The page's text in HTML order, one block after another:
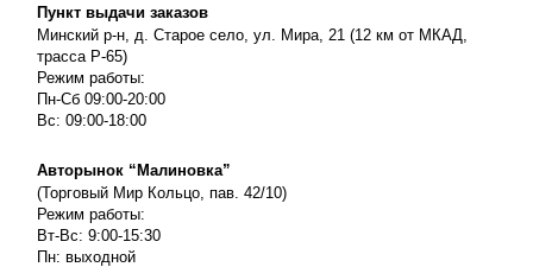
Пункт выдачи заказов
Минский р-н, д. Старое село, ул. Мира, 21 (12 км от МКАД,
трасса P-65)
Режим работы:
Пн-Сб 09:00-20:00
Вс: 09:00-18:00
Авторынок “Малиновка”
(Торговый Мир Кольцо, пав. 42/10)
Режим работы:
Вт-Вс: 9:00-15:30
Пн: выходной